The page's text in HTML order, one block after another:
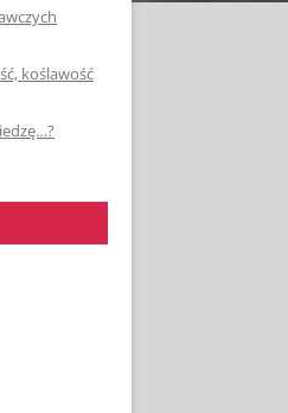
koślawość